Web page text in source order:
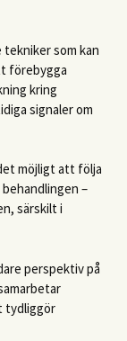
tekniker som kan
förebygga
kring
signaler om
möjligt att följa
–
särskilt i
perspektiv på
tydliggör